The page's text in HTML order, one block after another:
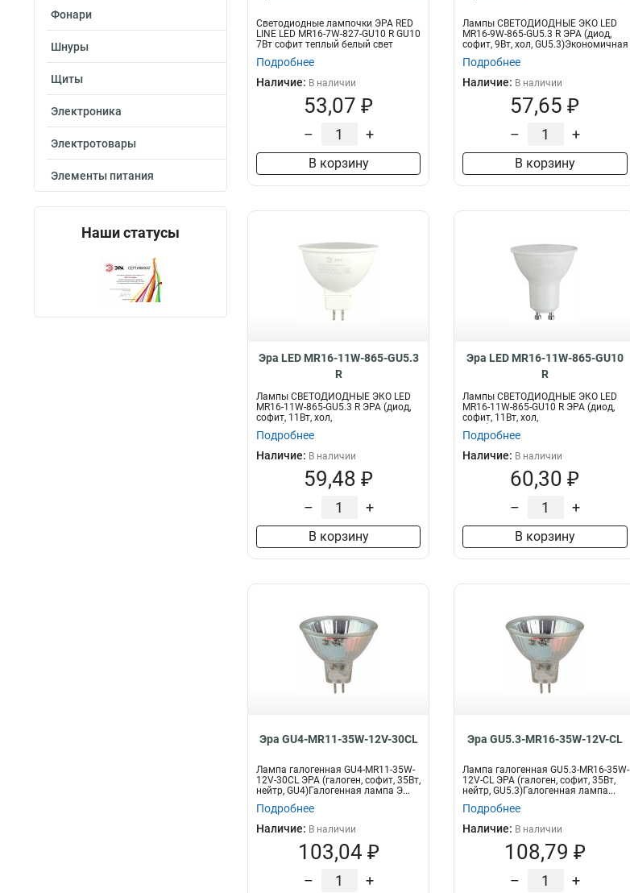
Фонари
Шнуры
Щиты
Электроника
Электротовары
Элементы питания
Наши статусы
Светодиодные лампочки ЭРА RED
LINE LED MR16-7W-827-GU10 R GU10
7Вт софит теплый белый свет
Подробнее
Наличие: В наличии
53,07 ₽
– +
В корзину
Лампы СВЕТОДИОДНЫЕ ЭКО LED
MR16-9W-865-GU5.3 R ЭРА (диод,
софит, 9Вт, хол, GU5.3)Экономичная
Подробнее
Наличие: В наличии
57,65 ₽
– +
В корзину
Эра LED MR16-11W-865-GU5.3
R
Лампы СВЕТОДИОДНЫЕ ЭКО LED
MR16-11W-865-GU5.3 R ЭРА (диод,
софит, 11Вт, хол,
GU5.3)Светодиодная...
Подробнее
Наличие: В наличии
59,48 ₽
– +
В корзину
Эра LED MR16-11W-865-GU10
R
Лампы СВЕТОДИОДНЫЕ ЭКО LED
MR16-11W-865-GU10 R ЭРА (диод,
софит, 11Вт, хол,
GU10)Экономичная св...
Подробнее
Наличие: В наличии
60,30 ₽
– +
В корзину
Эра GU4-MR11-35W-12V-30CL
Лампа галогенная GU4-MR11-35W-
12V-30CL ЭРА (галоген, софит, 35Вт,
нейтр, GU4)Галогенная лампа Э...
Подробнее
Наличие: В наличии
103,04 ₽
– +
Эра GU5.3-MR16-35W-12V-CL
Лампа галогенная GU5.3-MR16-35W-
12V-CL ЭРА (галоген, софит, 35Вт,
нейтр, GU5.3)Галогенная лампа...
Подробнее
Наличие: В наличии
108,79 ₽
– +